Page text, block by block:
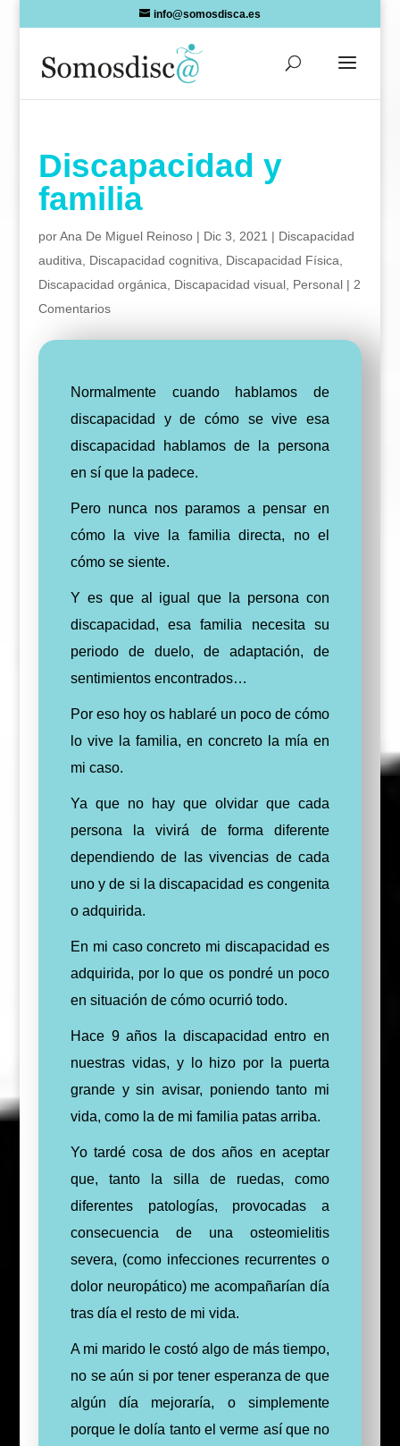
info@somosdisca.es
Discapacidad y
familia
porAna De Miguel Reinoso| Dic 3, 2021 | Discapacidad
auditiva
Discapacidad cognitiva Discapacidad Física
Discapacidad orgánica
Discapacidad visual, Personal| 2
Comentarios
Normalmente cuando hablamos de
discapacidad y de cómo se vive esa
discapacidad hablamos de la persona
en sí que la padece.
Pero nunca nos paramos a pensar en
cómo la vive la familia directa, no el
cómo se siente.
Y es que al igual que la persona con
discapacidad, esa familia necesita su
periodo de duelo, de adaptación, de
sentimientos encontrados…
Por eso hoy os hablaré un poco de cómo
lo vive la familia, en concreto la mía en
mi caso.
Ya que no hay que olvidar que cada
persona la vivirá de forma diferente
dependiendo de las vivencias de cada
uno y de si la discapacidad es congenita
o adquirida.
En mi caso concreto mi discapacidad es
adquirida, por lo que os pondré un poco
en situación de cómo ocurrió todo.
Hace 9 años la discapacidad entro en
nuestras vidas, y lo hizo por la puerta
grande y sin avisar, poniendo tanto mi
vida, como la de mi familia patas arriba.
Yo tardé cosa de dos años en aceptar
que, tanto la silla de ruedas, como
diferentes patologías, provocadas a
consecuencia de una osteomielitis
severa, (como infecciones recurrentes o
dolor neuropático) me acompañarían día
tras día el resto de mi vida.
A mi marido le costó algo de más tiempo,
no se aún si por tener esperanza de que
algún día mejoraría, o simplemente
porque le dolía tanto el verme así que no